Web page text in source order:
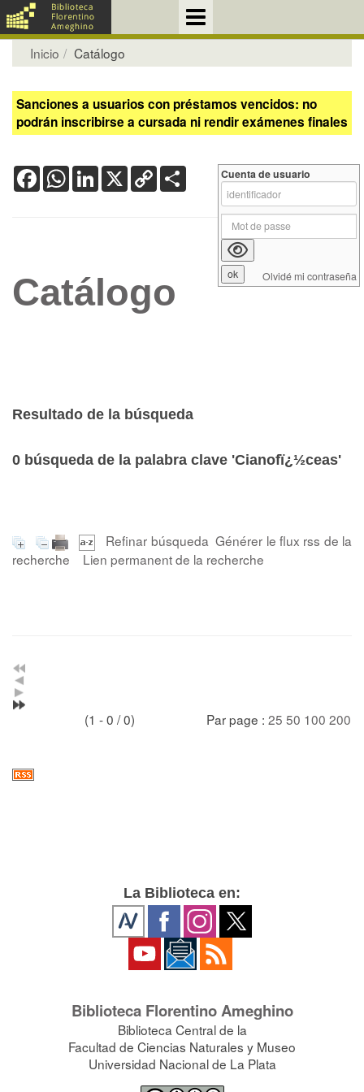
Inicio Catálogo
Sanciones a usuarios con préstamos vencidos: no
podrán inscribirse a cursada ni rendir exámenes finales
FacebookWhatsApp
LinkedIn
X Copy
Link
Catálogo
Resultado de la búsqueda
0 búsqueda de la palabra clave 'Cianofï¿½ceas'
Refinar búsqueda Générer le flux rss de la
recherche
Lien permanent de la recherche
(1 - 0 / 0) Par page : 25 50 100 200
Cuenta de usuario
Olvidé mi contraseña
La Biblioteca en:
Biblioteca Florentino Ameghino
Biblioteca Central de la
Facultad de Ciencias Naturales y Museo
Universidad Nacional de La Plata